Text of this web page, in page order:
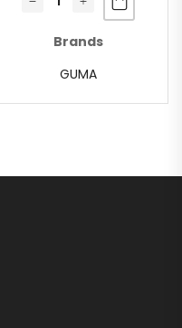
Brands
GUMA